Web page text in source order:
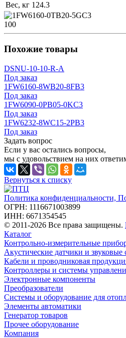
Вес, кг 124.3
100
Похожие товары
DSNU-10-10-R-A
Под заказ
1FW6160-8WB20-8FB3
Под заказ
1FW6090-0PB05-0KC3
Под заказ
1FW6232-8WC15-2PB3
Под заказ
Задать вопрос
Если у вас остались вопросы,
мы с удовольствием на них
Вернуться к списку
Политика конфиденциальности,
ОГРН: 1116671003899
ИНН: 6671354545
© 2011-2026 Все права защищены.
Каталог
Контрольно-измерительные
Акустические датчики и звуковые
Кабели и проводниковая
Контроллеры и системы
Электронные компоненты
Преобразователи
Системы и оборудование для
Элементы автоматики
Генератор товаров
Прочее оборудование
Компания